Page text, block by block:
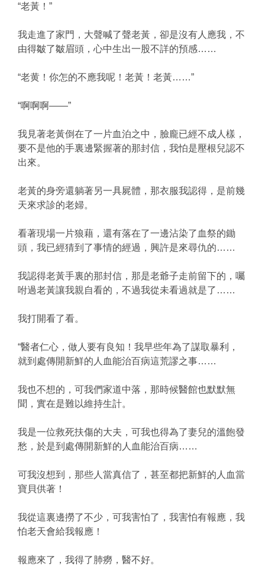
“老黃！”
我走進了家門，大聲喊了聲老黃，卻是沒有人應我，不
由得皺了皺眉頭，心中生出一股不詳的預感……
“老黄！你怎的不應我呢！老黃！老黃……”
“啊啊啊——”
我見著老黃倒在了一片血泊之中，臉龐已經不成人樣，
要不是他的手裏邊緊握著的那封信，我怕是壓根兒認不
出來。
老黃的身旁還躺著另一具屍體，那衣服我認得，是前幾
天來求診的老婦。
看著現場一片狼藉，還有落在了一邊沾染了血祭的鋤
頭，我已經猜到了事情的經過，興許是來尋仇的……
我認得老黃手裏的那封信，那是老爺子走前留下的，囑
咐過老黃讓我親自看的，不過我從未看過就是了……
我打開看了看。
“醫者仁心，做人要有良知！我早些年為了謀取暴利，
就到處傳開新鮮的人血能治百病這荒謬之事……
我也不想的，可我們家道中落，那時候醫館也默默無
聞，實在是難以維持生計。
我是一位救死扶傷的大夫，可我也得為了妻兒的溫飽發
愁，於是到處傳開新鮮的人血能治百病……
可我沒想到，那些人當真信了，甚至都把新鮮的人血當
寶貝供著！
我從這裏邊撈了不少，可我害怕了，我害怕有報應，我
怕老天會給我報應！
報應來了，我得了肺癆，醫不好。